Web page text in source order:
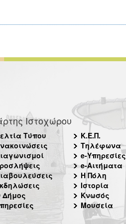
Ιστοχώρου
Τύπου
Δήμος
Κ.Ε.Π.
Τηλέφωνα
e-Υπηρεσίες
e-Αιτήματα
Η Πόλη
Ιστορία
Κνωσός
Μουσεία